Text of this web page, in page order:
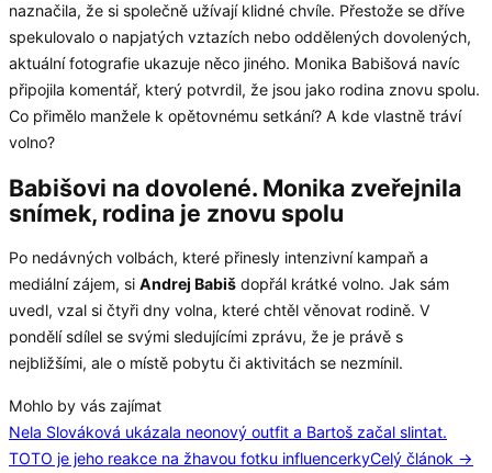
naznačila, že si společně užívají klidné chvíle. Přestože se dříve
spekulovalo o napjatých vztazích nebo oddělených dovolených,
aktuální fotografie ukazuje něco jiného. Monika Babišová navíc
připojila komentář, který potvrdil, že jsou jako rodina znovu spolu.
Co přimělo manžele k opětovnému setkání? A kde vlastně tráví
volno?
Babišovi na dovolené. Monika zveřejnila
snímek, rodina je znovu spolu
Po nedávných volbách, které přinesly intenzivní kampaň a
mediální zájem, si Andrej Babiš dopřál krátké volno. Jak sám
uvedl, vzal si čtyři dny volna, které chtěl věnovat rodině. V
pondělí sdílel se svými sledujícími zprávu, že je právě s
nejbližšími, ale o místě pobytu či aktivitách se nezmínil.
Mohlo by vás zajímat
Nela Slováková ukázala neonový outfit a Bartoš začal slintat.
TOTO je jeho reakce na žhavou fotku influencerkyCelý článok →